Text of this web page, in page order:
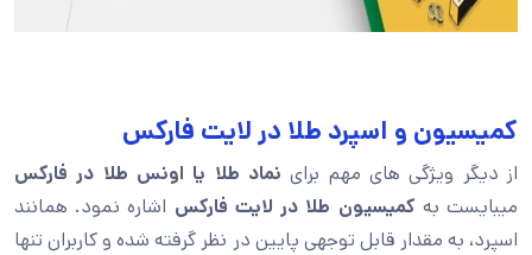
کمیسیون و اسپرد طلا در لایت فارکس
از دیگر ویژگی های مهم برای نماد طلا یا اونس طلا در فارکس
میبایست به کمیسیون طلا در لایت فارکس اشاره نمود. همانند
اسپرد، به مقدار قابل توجهی پایین در نظر گرفته شده و کاربران تنها